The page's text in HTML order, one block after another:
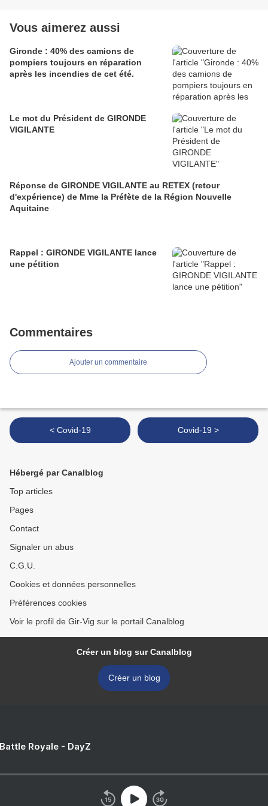
Vous aimerez aussi
Gironde : 40% des camions de
pompiers toujours en réparation
après les incendies de cet été.
Le mot du Président de GIRONDE
VIGILANTE
Réponse de GIRONDE VIGILANTE au RETEX (retour
d'expérience) de Mme la Préfète de la Région Nouvelle
Aquitaine
Rappel : GIRONDE VIGILANTE lance
une pétition
Commentaires
Ajouter un commentaire
< Covid-19 Covid-19 >
Hébergé par Canalblog
Top articles
Pages
Contact
Signaler un abus
C.G.U.
Cookies et données personnelles
Préférences cookies
Voir le profil de Gir-Vig sur le portail Canalblog
Créer un blog sur Canalblog
Créer un blog
Royale - DayZ